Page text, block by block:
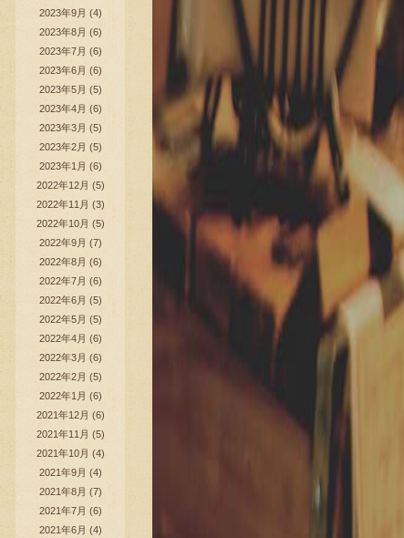
2023年9月 (4)
2023年8月 (6)
2023年7月 (6)
2023年6月 (6)
2023年5月 (5)
2023年4月 (6)
2023年3月 (5)
2023年2月 (5)
2023年1月 (6)
2022年12月 (5)
2022年11月 (3)
2022年10月 (5)
2022年9月 (7)
2022年8月 (6)
2022年7月 (6)
2022年6月 (5)
2022年5月 (5)
2022年4月 (6)
2022年3月 (6)
2022年2月 (5)
2022年1月 (6)
2021年12月 (6)
2021年11月 (5)
2021年10月 (4)
2021年9月 (4)
2021年8月 (7)
2021年7月 (6)
2021年6月 (4)